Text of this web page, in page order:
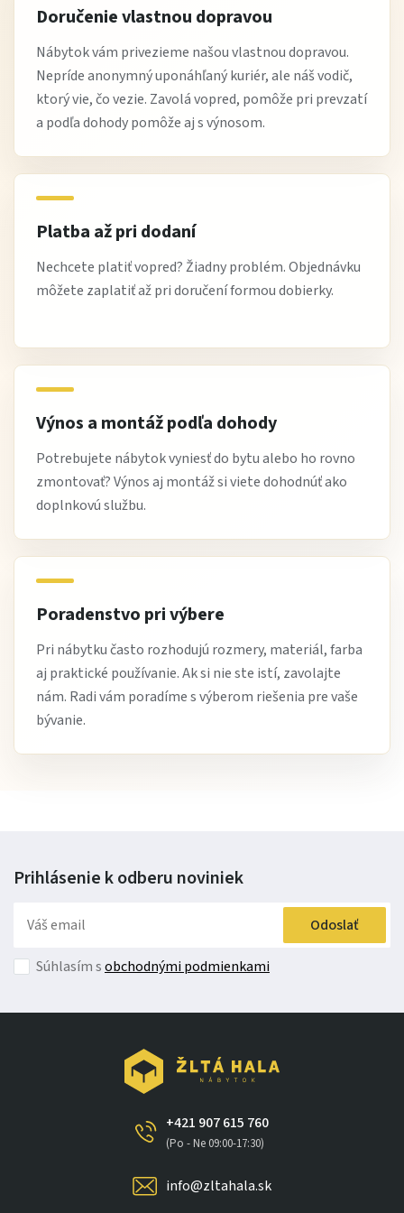
Doručenie vlastnou dopravou
Nábytok vám privezieme našou vlastnou dopravou.
Nepríde anonymný uponáhľaný kuriér, ale náš vodič,
ktorý vie, čo vezie. Zavolá vopred, pomôže pri prevzatí
a podľa dohody pomôže aj s výnosom.
Platba až pri dodaní
Nechcete platiť vopred? Žiadny problém. Objednávku
môžete zaplatiť až pri doručení formou dobierky.
Výnos a montáž podľa dohody
Potrebujete nábytok vyniesť do bytu alebo ho rovno
zmontovať? Výnos aj montáž si viete dohodnúť ako
doplnkovú službu.
Poradenstvo pri výbere
Pri nábytku často rozhodujú rozmery, materiál, farba
aj praktické používanie. Ak si nie ste istí, zavolajte
nám. Radi vám poradíme s výberom riešenia pre vaše
bývanie.
Prihlásenie k odberu noviniek
Odoslať
Súhlasím sobchodnými podmienkami
+421 907 615 760
(Po - Ne 09:00-17:30)
info@zltahala.sk